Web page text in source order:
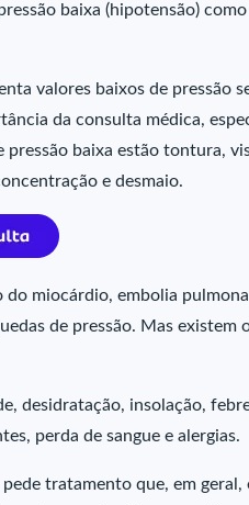
baixa (hipotensão)
valores baixos de pressão
da consulta médica,
baixa estão tontura,
e desmaio.
miocárdio, embolia
de pressão. Mas existem
desidratação, insolação,
perda de sangue e alergias.
tratamento que, em